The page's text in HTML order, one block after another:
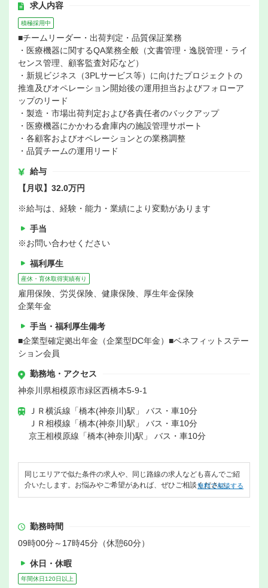
求人内容
積極採用中
■チームリーダー・出荷判定・品質保証業務
・医療機器に関するQA業務全般（文書管理・逸脱管理・ライ
センス管理、顧客監査対応など）
・新規ビジネス（3PLサービス等）に向けたプロジェクトの
推進及びオペレーション開始後の運用担当およびフォローア
ップのリード
・製造・市場出荷判定および各責任者のバックアップ
・医療機器にかかわる倉庫内の施設管理サポート
・各顧客およびオペレーションとの業務調整
・品質チームの運用リード
給与
【月収】32.0万円
※給与は、経験・能力・業績により変動があります
手当
※お問い合わせください
福利厚生
産休・育休取得実績有り
雇用保険、労災保険、健康保険、厚生年金保険
企業年金
手当・福利厚生備考
■企業型確定拠出年金（企業型DC年金）■ベネフィットステー
ション会員
勤務地・アクセス
神奈川県相模原市緑区西橋本5-9-1
ＪＲ横浜線「橋本(神奈川)駅」 バス・車10分
ＪＲ相模線「橋本(神奈川)駅」 バス・車10分
京王相模原線「橋本(神奈川)駅」 バス・車10分
同じエリアで似た条件の求人や、同じ路線の求人なども喜んでご紹
介いたします。お悩みやご希望があれば、ぜひご相談ください。
無料で相談する
勤務時間
09時00分～17時45分（休憩60分）
休日・休暇
年間休日120日以上